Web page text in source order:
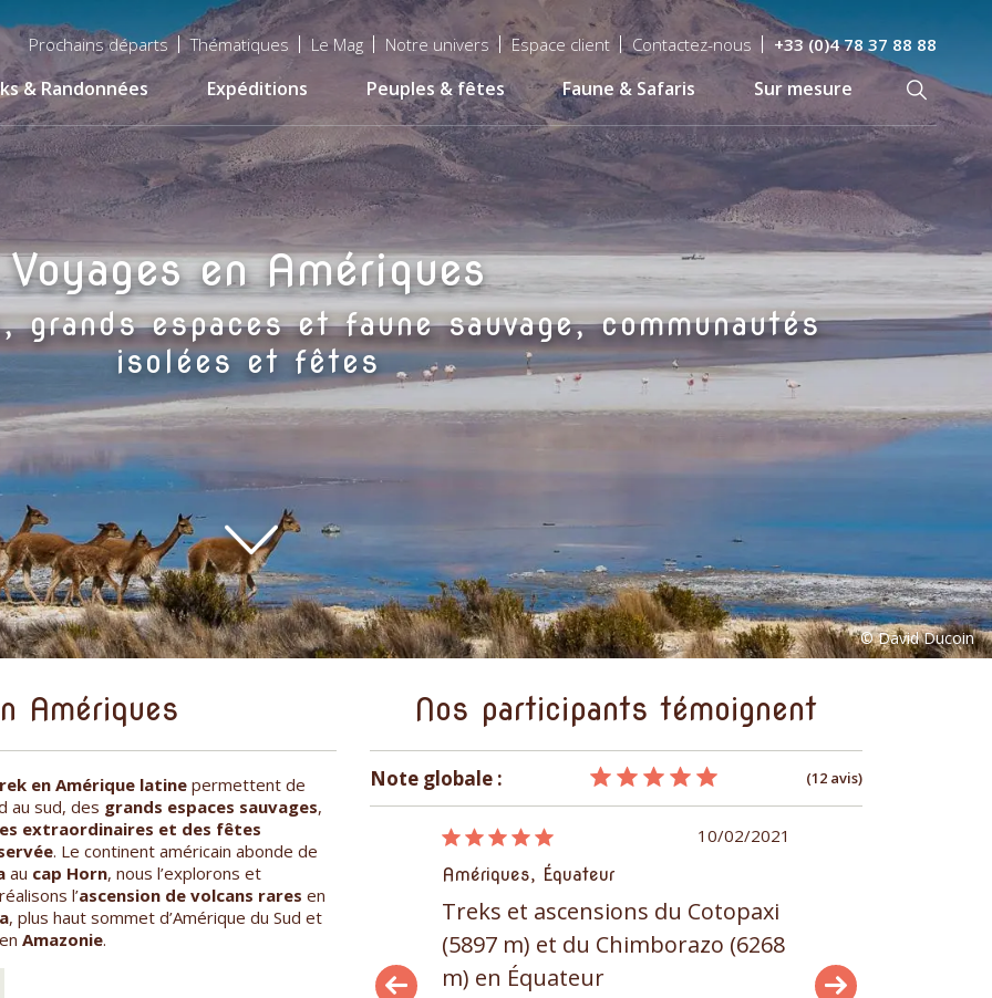
Menu
Prochains départs Thématiques Le Mag Notre univers Espace client Contactez-nous +33 (0)4 78 37 88 88
& Randonnées Expéditions Peuples & fêtes Faune & Safaris Sur mesure
Voyages en Amériques
grands espaces et faune sauvage, communautés
isolées et fêtes
Amériques
en Amérique latine permettent de
au sud, des grands espaces sauvages,
extraordinaires et des fêtes
. Le continent américain abonde de
au cap Horn, nous l’explorons et
l’ascension de volcans rares en
, plus haut sommet d’Amérique du Sud et
Amazonie.
Nos participants témoignent
Note globale : (12 avis)
Amériques
Immersion complète dans la forêt canadienne
guidée par un vieux sage indien, ultra
10/02/2021
Amériques, Équateur
Treks et ascensions du Cotopaxi
(5897 m) et du Chimborazo (6268
m) en Équateur
m) en Équateur